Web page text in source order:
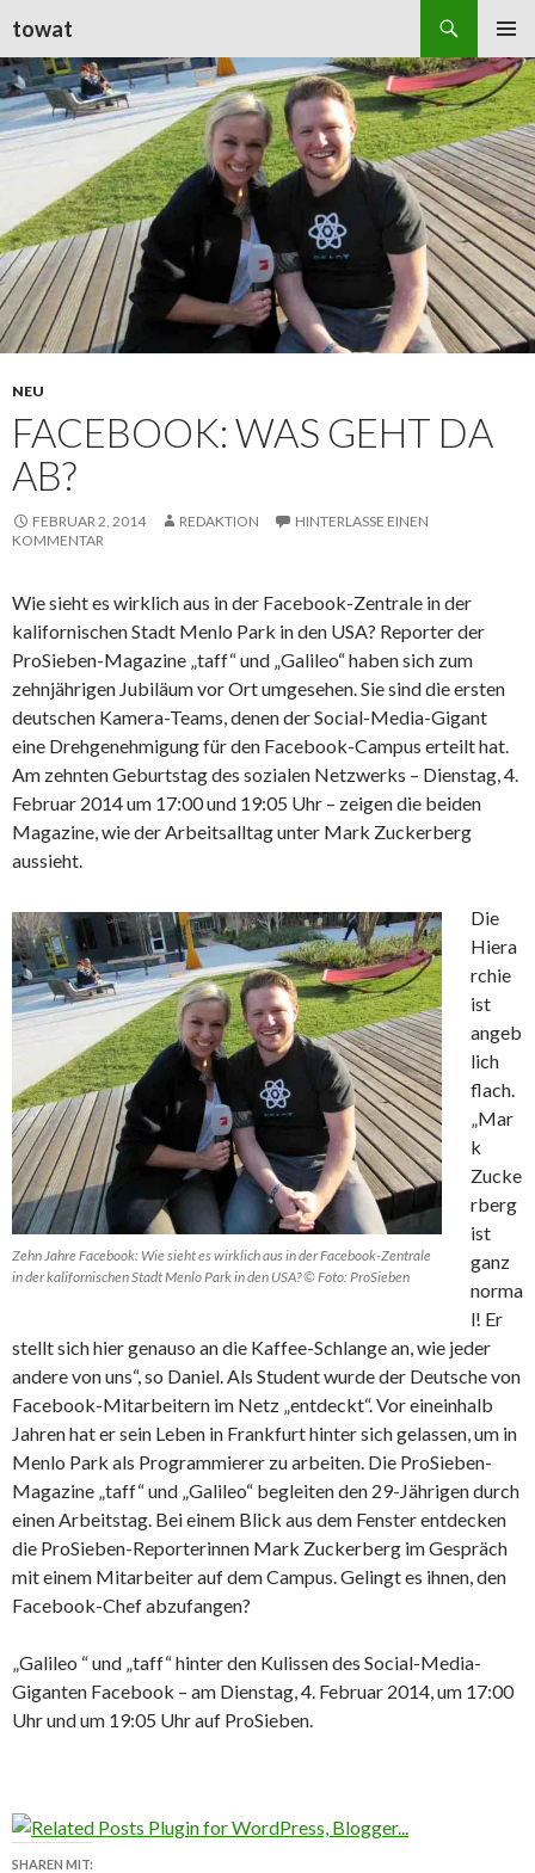
towat
MENÜ
INHALT
SPRINGEN
NEU
FACEBOOK: WAS GEHT DA
AB?
FEBRUAR 2, 2014 REDAKTION
HINTERLASSE EINEN
KOMMENTAR
Wie sieht es wirklich aus in der Facebook-Zentrale in der
kalifornischen Stadt Menlo Park in den USA? Reporter der
ProSieben-Magazine „taff“ und „Galileo“ haben sich zum
zehnjährigen Jubiläum vor Ort umgesehen. Sie sind die ersten
deutschen Kamera-Teams, denen der Social-Media-Gigant
eine Drehgenehmigung für den Facebook-Campus erteilt hat.
Am zehnten Geburtstag des sozialen Netzwerks – Dienstag, 4.
Februar 2014 um 17:00 und 19:05 Uhr – zeigen die beiden
Magazine, wie der Arbeitsalltag unter Mark Zuckerberg
aussieht.
Zehn Jahre Facebook: Wie sieht es wirklich aus in der Facebook-Zentrale
in der kalifornischen Stadt Menlo Park in den USA? © Foto: ProSieben
Die
Hiera
rchie
ist
angeb
lich
flach.
„Mar
k
Zucke
rberg
ist
ganz
norma
l! Er
stellt sich hier genauso an die Kaffee-Schlange an, wie jeder
andere von uns“, so Daniel. Als Student wurde der Deutsche von
Facebook-Mitarbeitern im Netz „entdeckt“. Vor eineinhalb
Jahren hat er sein Leben in Frankfurt hinter sich gelassen, um in
Menlo Park als Programmierer zu arbeiten. Die ProSieben-
Magazine „taff“ und „Galileo“ begleiten den 29-Jährigen durch
einen Arbeitstag. Bei einem Blick aus dem Fenster entdecken
die ProSieben-Reporterinnen Mark Zuckerberg im Gespräch
mit einem Mitarbeiter auf dem Campus. Gelingt es ihnen, den
Facebook-Chef abzufangen?
„Galileo “ und „taff“ hinter den Kulissen des Social-Media-
Giganten Facebook – am Dienstag, 4. Februar 2014, um 17:00
Uhr und um 19:05 Uhr auf ProSieben.
SHAREN MIT: